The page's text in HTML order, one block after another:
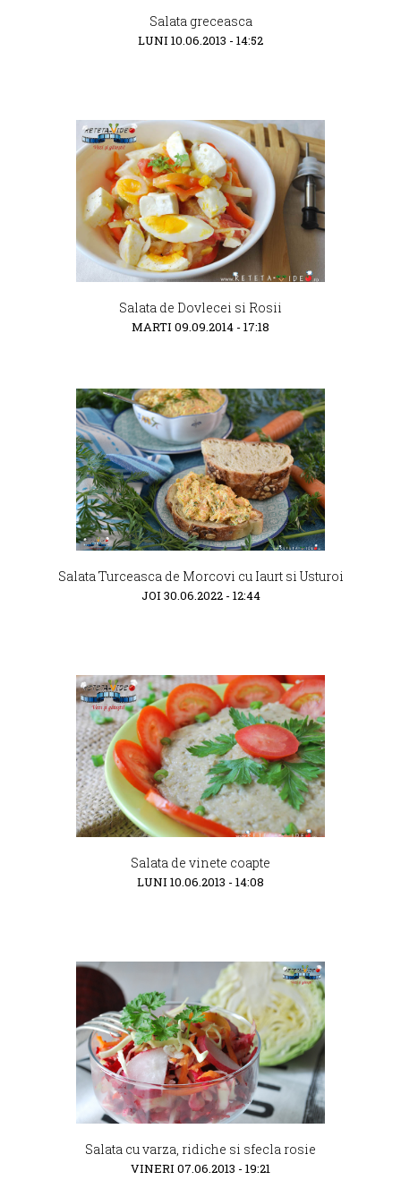
Salata greceasca
LUNI 10.06.2013 - 14:52
Salata de Dovlecei si Rosii
MARTI 09.09.2014 - 17:18
Salata Turceasca de Morcovi cu Iaurt si Usturoi
JOI 30.06.2022 - 12:44
Salata de vinete coapte
LUNI 10.06.2013 - 14:08
Salata cu varza, ridiche si sfecla rosie
VINERI 07.06.2013 - 19:21